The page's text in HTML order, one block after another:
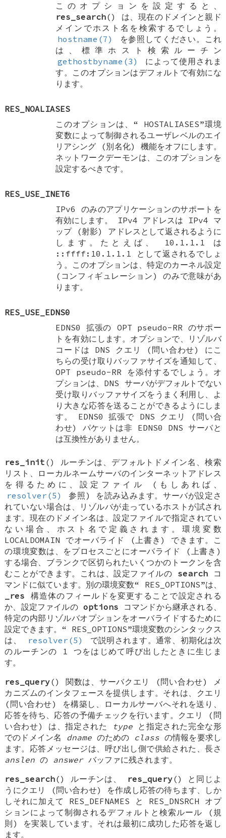
このオプションを設定すると、
res_search() は、現在のドメインと親ド
メインでホスト名を検索するでしょう。
hostname(7)
を参照してください。これ
は、標準ホスト検索ルーチン
gethostbyname(3)
によって使用されま
す。このオプションはデフォルトで有効にな
ります。
RES_NOALIASES
このオプションは、“ HOSTALIASES”環境
変数によって制御されるユーザレベルのエイ
リアシング (別名化) 機能をオフにします。
ネットワークデーモンは、このオプションを
設定するべきです。
RES_USE_INET6
IPv6 のみのアプリケーションのサポートを
有効にします。 IPv4 アドレスは IPv4 マ
ップ (射影) アドレスとして返されるように
します。たとえば、 10.1.1.1 は
::ffff:10.1.1.1 として返されるでしょ
う。このオプションは、特定のカーネル設定
(コンフィギュレーション) のみで意味があ
ります。
RES_USE_EDNS0
EDNS0 拡張の OPT pseudo-RR のサポー
トを有効にします。オプションで、リゾルバ
コードは DNS クエリ (問い合わせ) にこ
ちらの受け取りバッファサイズを通知して、
OPT pseudo-RR を添付するでしょう。オ
プションは、DNS サーバがデフォルトでない
受け取りバッファサイズをうまく利用し、よ
り大きな応答を送ることができるようにしま
す。 EDNS0 拡張で DNS クエリ (問い合
わせ) パケットは非 EDNS0 DNS サーバと
は互換性がありません。
res_init () ルーチンは、デフォルトドメイン名、検索
リスト、ローカルネームサーバのインターネットアドレス
を得るために、設定ファイル (もしあれば、
resolver(5)
参照) を読み込みます。サーバが設定さ
れていない場合は、リゾルバが走っているホストが試され
ます。現在のドメイン名は、設定ファイルで指定されてい
ない場合、ホスト名で定義されます。環境変数
LOCALDOMAIN でオーバライド (上書き) できます。こ
の環境変数は、をプロセスごとにオーバライド (上書き)
する場合、ブランクで区切られたいくつかのトークンを含
むことができます。これは、設定ファイルの search コ
マンドに似ています。別の環境変数“ RES_OPTIONS”は、
_res 構造体のフィールドを変更することで設定される
か、設定ファイルの options コマンドから継承される、
特定の内部リゾルバオプションをオーバライドするために
設定できます。“ RES_OPTIONS”環境変数のシンタックス
は、
resolver(5)
で説明されます。通常、初期化は次
のルーチンの 1 つをはじめて呼び出したときに生じま
す。
res_query() 関数は、サーバクエリ (問い合わせ) メ
カニズムのインタフェースを提供します。それは、クエリ
(問い合わせ) を構築し、ローカルサーバへそれを送り、
応答を待ち、応答の予備チェックを行います。クエリ (問
い合わせ) は、指定された
typeと指定された完全な形
でのドメイン名 dnameのための class の情報を要求し
ます。応答メッセージは、呼び出し側で供給された、長さ
anslen の answerバッファに残されます。
res_search() ルーチンは、 res_query() と同じよ
うにクエリ (問い合わせ) を作成し応答の待ちます、しか
しそれに加えて RES_DEFNAMES と RES_DNSRCH オプ
ションによって制御されるデフォルトと検索ルール (規
則) を実装しています。それは最初に成功した応答を返し
ます。